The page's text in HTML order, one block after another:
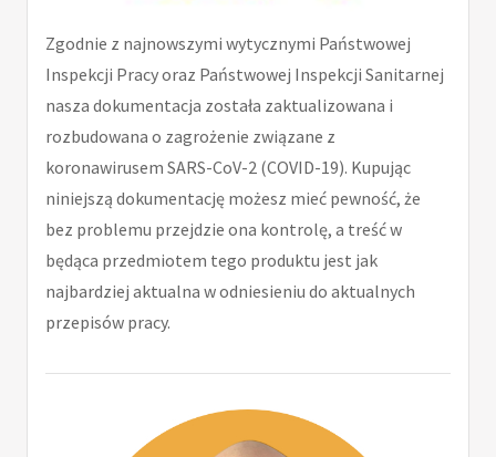
Zgodnie z najnowszymi wytycznymi Państwowej
Inspekcji Pracy oraz Państwowej Inspekcji Sanitarnej
nasza dokumentacja została zaktualizowana i
rozbudowana o zagrożenie związane z
koronawirusem SARS-CoV-2 (COVID-19). Kupując
niniejszą dokumentację możesz mieć pewność, że
bez problemu przejdzie ona kontrolę, a treść w
będąca przedmiotem tego produktu jest jak
najbardziej aktualna w odniesieniu do aktualnych
przepisów pracy.